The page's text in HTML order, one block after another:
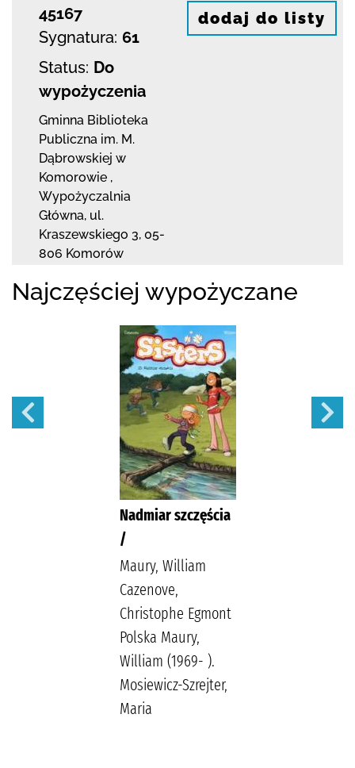
45167
Sygnatura: 61
Status: Do
wypożyczenia
Gminna Biblioteka
Publiczna im. M.
Dąbrowskiej w
Komorowie ,
Wypożyczalnia
Główna, ul.
Kraszewskiego 3, 05-
806 Komorów
dodaj do listy
Najczęściej wypożyczane
Nadmiar szczęścia
/
Maury, William
Cazenove,
Christophe Egmont
Polska Maury,
William (1969- ).
Mosiewicz-Szrejter,
Maria